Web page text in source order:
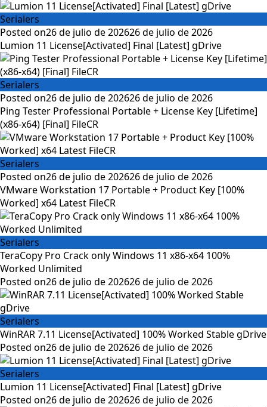
Serialers
Posted on26 de julio de 202626 de julio de 2026
Lumion 11 License[Activated] Final [Latest] gDrive
Serialers
Posted on26 de julio de 202626 de julio de 2026
Ping Tester Professional Portable + License Key [Lifetime]
(x86-x64) [Final] FileCR
Serialers
Posted on26 de julio de 202626 de julio de 2026
VMware Workstation 17 Portable + Product Key [100%
Worked] x64 Latest FileCR
Serialers
TeraCopy Pro Crack only Windows 11 x86-x64 100%
Worked Unlimited
Posted on26 de julio de 202626 de julio de 2026
Serialers
WinRAR 7.11 License[Activated] 100% Worked Stable gDrive
Posted on26 de julio de 202626 de julio de 2026
Serialers
Lumion 11 License[Activated] Final [Latest] gDrive
Posted on26 de julio de 202626 de julio de 2026